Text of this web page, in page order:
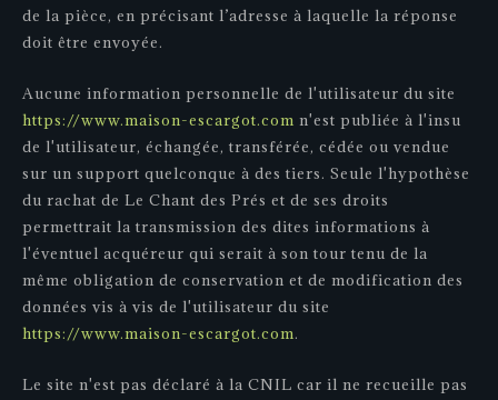
de la pièce, en précisant l’adresse à laquelle la réponse
doit être envoyée.
Aucune information personnelle de l'utilisateur du site
https://www.maison-escargot.com n'est publiée à l'insu
de l'utilisateur, échangée, transférée, cédée ou vendue
sur un support quelconque à des tiers. Seule l'hypothèse
du rachat de Le Chant des Prés et de ses droits
permettrait la transmission des dites informations à
l'éventuel acquéreur qui serait à son tour tenu de la
même obligation de conservation et de modification des
données vis à vis de l'utilisateur du site
https://www.maison-escargot.com.
Le site n'est pas déclaré à la CNIL car il ne recueille pas